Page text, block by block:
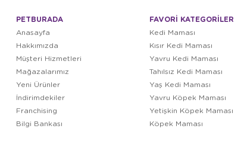
PETBURADA
Anasayfa
Hakkımızda
Müşteri Hizmetleri
Mağazalarımız
Yeni Ürünler
İndirimdekiler
Franchising
Bilgi Bankası
FAVORİ KATEGORİLER
Kedi Maması
Kısır Kedi Maması
Yavru Kedi Maması
Tahılsız Kedi Maması
Yaş Kedi Maması
Yavru Köpek Maması
Yetişkin Köpek Maması
Köpek Maması